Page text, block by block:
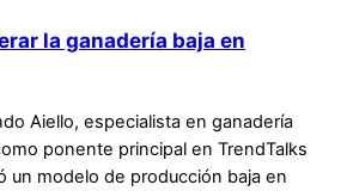
la ganadería baja en
Aiello, especialista en ganadería
ponente principal en TrendTalks
un modelo de producción baja en